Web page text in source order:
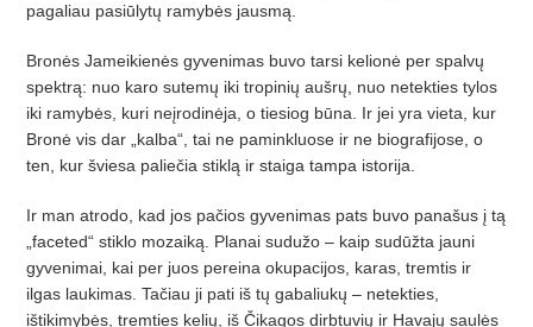
pagaliau pasiūlytų ramybės jausmą.
Bronės Jameikienės gyvenimas buvo tarsi kelionė per spalvų
spektrą: nuo karo sutemų iki tropinių aušrų, nuo netekties tylos
iki ramybės, kuri neįrodinėja, o tiesiog būna. Ir jei yra vieta, kur
Bronė vis dar „kalba“, tai ne paminkluose ir ne biografijose, o
ten, kur šviesa paliečia stiklą ir staiga tampa istorija.
Ir man atrodo, kad jos pačios gyvenimas pats buvo panašus į tą
„faceted“ stiklo mozaiką. Planai sudužo – kaip sudūžta jauni
gyvenimai, kai per juos pereina okupacijos, karas, tremtis ir
ilgas laukimas. Tačiau ji pati iš tų gabaliukų – netekties,
ištikimybės, tremties kelių, iš Čikagos dirbtuvių ir Havajų saulės